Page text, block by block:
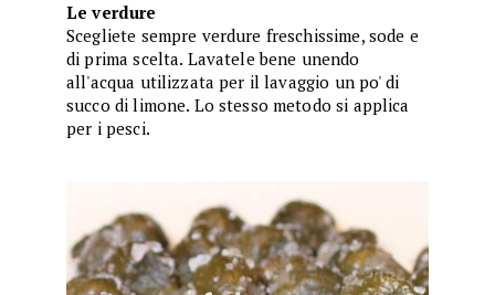
Le verdure
Scegliete sempre verdure freschissime, sode e
di prima scelta. Lavatele bene unendo
all'acqua utilizzata per il lavaggio un po' di
succo di limone. Lo stesso metodo si applica
per i pesci.